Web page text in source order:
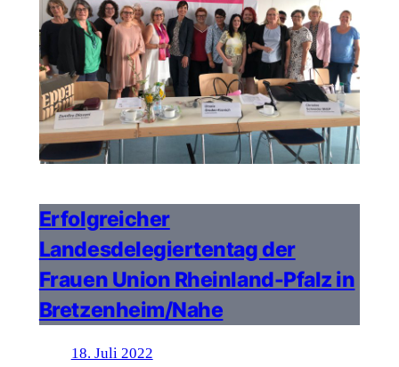
Erfolgreicher
Landesdelegiertentag der
Frauen Union Rheinland-Pfalz in
Bretzenheim/Nahe
18. Juli 2022